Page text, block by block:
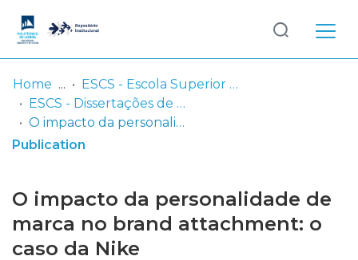
Communities
& Collections
Statistics
Log
In
Home
ESCS - Escola Superior de Comunicação Social
ESCS - Dissertações de Mestrado
O impacto da personalidade de marca no brand attachment: o caso da Nike
Publication
O impacto da personalidade de
marca no brand attachment: o
caso da Nike